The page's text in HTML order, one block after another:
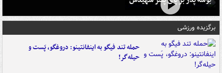
برگزیده ورزشی
حمله تند فیگو به اینفانتینو: دروغگو، پَست‌ و
حیله‌گر!